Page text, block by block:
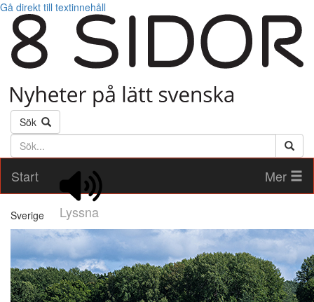
Gå direkt till textinnehåll
Sök
Söktext
Start
Lyssna
Mer
Sverige